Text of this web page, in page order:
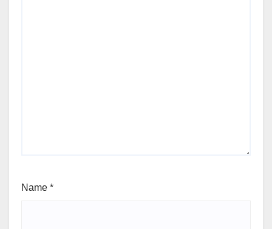
Name *